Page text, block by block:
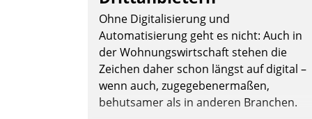
Nadja Hußmann
Ohne Digitalisierung und
Automatisierung geht es nicht: Auch in
der Wohnungswirtschaft stehen die
Zeichen daher schon längst auf digital –
wenn auch, zugegebenermaßen,
behutsamer als in anderen Branchen.